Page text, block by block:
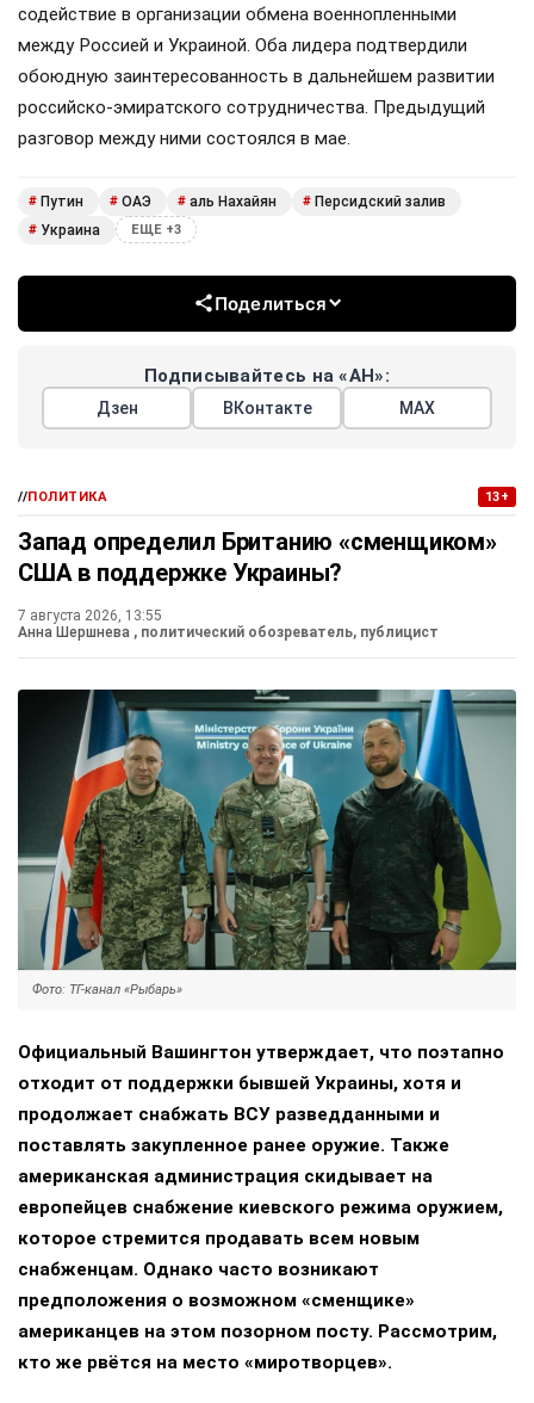
содействие в организации обмена военнопленными
между Россией и Украиной. Оба лидера подтвердили
обоюдную заинтересованность в дальнейшем развитии
российско-эмиратского сотрудничества. Предыдущий
разговор между ними состоялся в мае.
# Путин # ОАЭ # аль Нахайян # Персидский залив
# Украина ЕЩЕ +3
Поделиться
Подписывайтесь на «АН»:
Дзен ВКонтакте МАХ
//ПОЛИТИКА 13+
Запад определил Британию «сменщиком»
США в поддержке Украины?
7 августа 2026, 13:55
Анна Шершнева , политический обозреватель, публицист
Фото: ТГ-канал «Рыбарь»
Официальный Вашингтон утверждает, что поэтапно
отходит от поддержки бывшей Украины, хотя и
продолжает снабжать ВСУ разведданными и
поставлять закупленное ранее оружие. Также
американская администрация скидывает на
европейцев снабжение киевского режима оружием,
которое стремится продавать всем новым
снабженцам. Однако часто возникают
предположения о возможном «сменщике»
американцев на этом позорном посту. Рассмотрим,
кто же рвётся на место «миротворцев».